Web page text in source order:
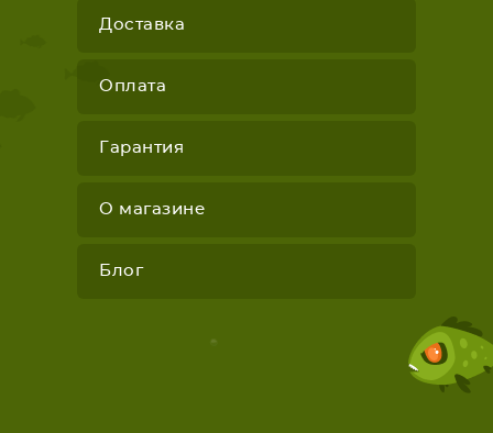
Доставка
Оплата
Гарантия
О магазине
Блог